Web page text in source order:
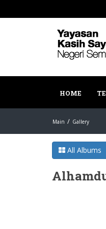
HOME
Main Gallery
All Albums